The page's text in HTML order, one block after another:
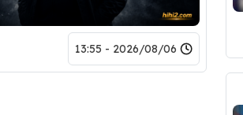
2026/08/06 - 13:55